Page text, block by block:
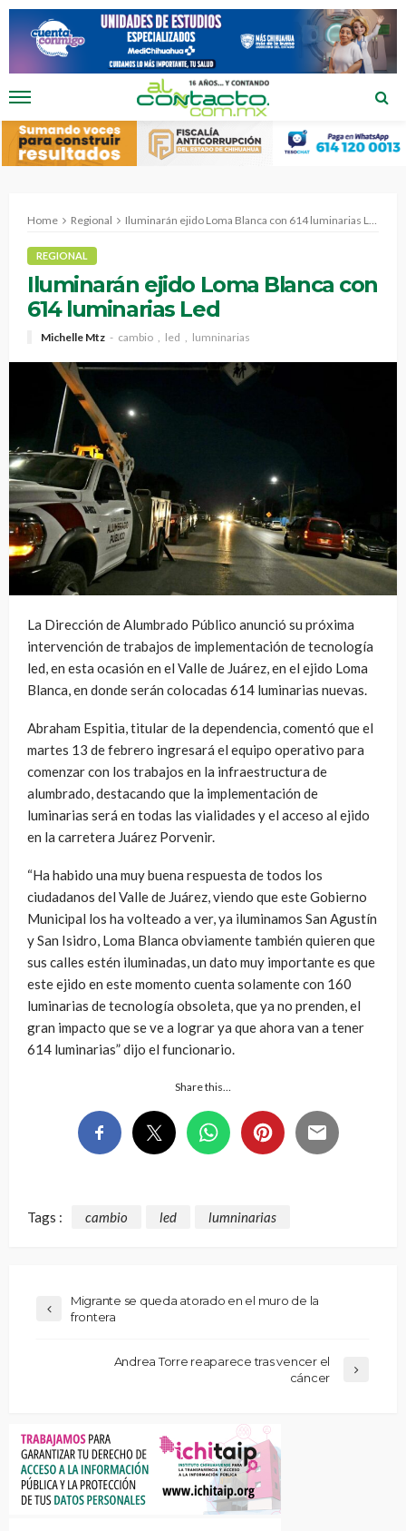
Home Regional Iluminarán ejido Loma Blanca con 614 luminarias Led
REGIONAL
Iluminarán ejido Loma Blanca con
614 luminarias Led
Michelle Mtz cambio led lumninarias
La Dirección de Alumbrado Público anunció su próxima
intervención de trabajos de implementación de tecnología
led, en esta ocasión en el Valle de Juárez, en el ejido Loma
Blanca, en donde serán colocadas 614 luminarias nuevas.
Abraham Espitia, titular de la dependencia, comentó que el
martes 13 de febrero ingresará el equipo operativo para
comenzar con los trabajos en la infraestructura de
alumbrado, destacando que la implementación de
luminarias será en todas las vialidades y el acceso al ejido
en la carretera Juárez Porvenir.
“Ha habido una muy buena respuesta de todos los
ciudadanos del Valle de Juárez, viendo que este Gobierno
Municipal los ha volteado a ver, ya iluminamos San Agustín
y San Isidro, Loma Blanca obviamente también quieren que
sus calles estén iluminadas, un dato muy importante es que
este ejido en este momento cuenta solamente con 160
luminarias de tecnología obsoleta, que ya no prenden, el
gran impacto que se ve a lograr ya que ahora van a tener
614 luminarias” dijo el funcionario.
Share this…
Tags : cambio led lumninarias
Migrante se queda atorado en el muro de la
frontera
Andrea Torre reaparece tras vencer el
cáncer